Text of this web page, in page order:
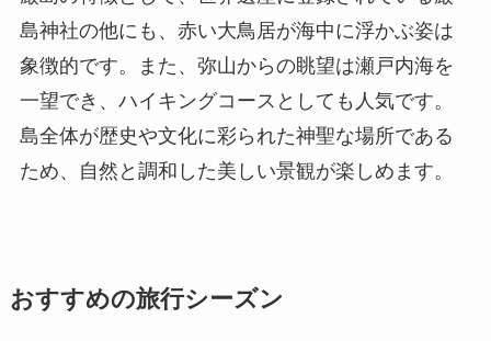
島神社の他にも、赤い大鳥居が海中に浮かぶ姿は
象徴的です。また、弥山からの眺望は瀬戸内海を
一望でき、ハイキングコースとしても人気です。
島全体が歴史や文化に彩られた神聖な場所である
ため、自然と調和した美しい景観が楽しめます。
おすすめの旅行シーズン